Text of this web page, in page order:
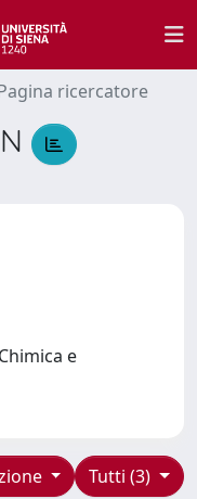
ricercatore
e
Tutti (3)